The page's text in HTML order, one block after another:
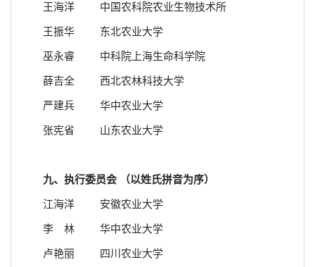
王海洋 中国农科院农业生物技术所
王振华 东北农业大学
巫永睿 中科院上海生命科学院
薛吉全 西北农林科技大学
严建兵 华中农业大学
张宪省 山东农业大学
九、执行委员会 （以姓氏拼音为序）
江海洋 安徽农业大学
李 林 华中农业大学
卢艳丽 四川农业大学